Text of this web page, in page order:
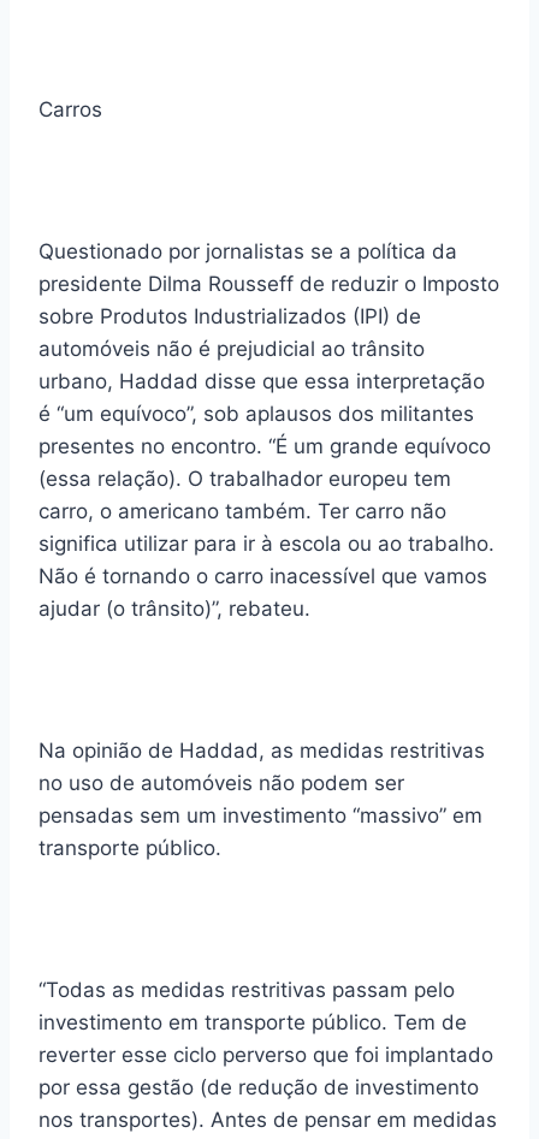
Carros
Questionado por jornalistas se a política da
presidente Dilma Rousseff de reduzir o Imposto
sobre Produtos Industrializados (IPI) de
automóveis não é prejudicial ao trânsito
urbano, Haddad disse que essa interpretação
é “um equívoco”, sob aplausos dos militantes
presentes no encontro. “É um grande equívoco
(essa relação). O trabalhador europeu tem
carro, o americano também. Ter carro não
significa utilizar para ir à escola ou ao trabalho.
Não é tornando o carro inacessível que vamos
ajudar (o trânsito)”, rebateu.
Na opinião de Haddad, as medidas restritivas
no uso de automóveis não podem ser
pensadas sem um investimento “massivo” em
transporte público.
“Todas as medidas restritivas passam pelo
investimento em transporte público. Tem de
reverter esse ciclo perverso que foi implantado
por essa gestão (de redução de investimento
nos transportes). Antes de pensar em medidas